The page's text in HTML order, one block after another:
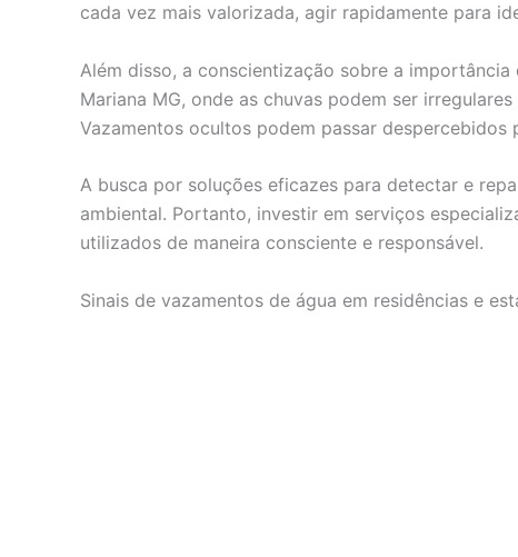
cada vez mais valorizada, agir rapidamente para
Além disso, a conscientização sobre a
Mariana MG, onde as chuvas podem ser
Vazamentos ocultos podem passar
A busca por soluções eficazes para detectar e
ambiental. Portanto, investir em serviços
utilizados de maneira consciente e responsável.
Sinais de vazamentos de água em residências e